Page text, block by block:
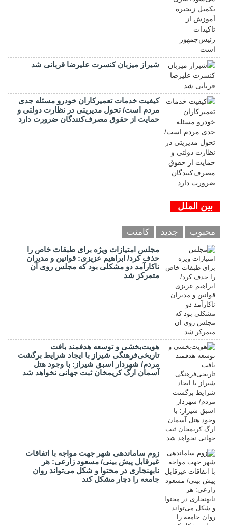
شیراز میزبان کنسرت علیرضا قربانی شد
کیفیت خدمات تعمیرکاران خودرو مسئله جدی
مردم است/ تحول مدیریتی در نظارت دولتی و
حمایت از حقوق مصرف‌کنندگان ضرورت دارد
بین الملل
محبوب جدید کامنت
مجلس امتیازات ویژه برای طبقات خاص را
حذف کرد/ ابراهیم عزیزی: قوانین و مدیران
ناکارآمد دو مشکلی بود که مجلس روی آن
متمرکز شد
هویت‌بخشی و توسعه هدفمند بافت
تاریخی‌فرهنگی شیراز با ایجاد شرایط برگشت
مردم/ شهردار اسبق شیراز: با وجود هتل
آسمان ارگ کریمخان ثبت جهانی نخواهد شد
زوم ساماندهی شهر جهت مواجه با اتفاقات
غیرقابل پیش بینی/ مسعود زارعی: هر
نابهنجاری در محتوا و شکل می‌تواند روان
جامعه را دچار مشکل کند